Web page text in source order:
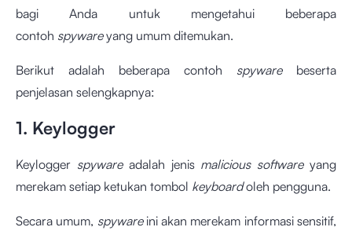
bagi Anda untuk mengetahui beberapa
contoh spywareyang umum ditemukan.
Berikut adalah beberapa contoh spyware beserta
penjelasan selengkapnya:
1. Keylogger
Keylogger spyware adalah jenis malicious softwareyang
merekam setiap ketukan tombol keyboardoleh pengguna.
Secara umum, spyware ini akan merekam informasi sensitif,